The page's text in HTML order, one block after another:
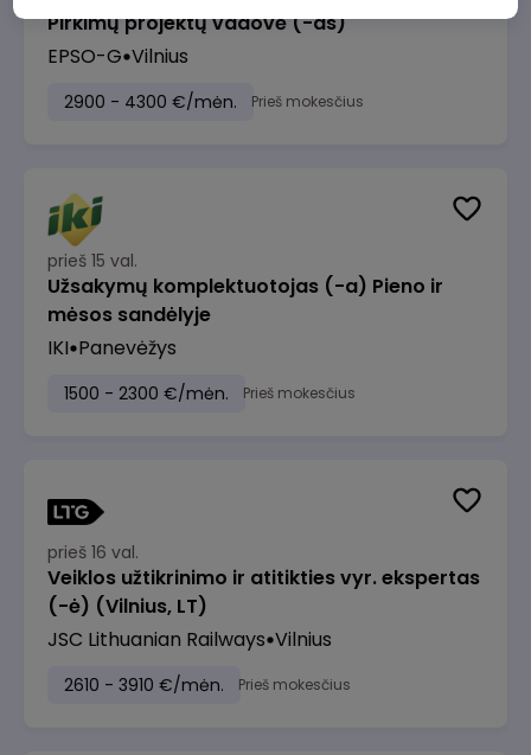
Pirkimų projektų vadovė (-as)
EPSO-G Vilnius
2900 - 4300 €/mėn. Prieš mokesčius
prieš 15 val.
Užsakymų komplektuotojas (-a) Pieno ir
mėsos sandėlyje
IKI Panevėžys
1500 - 2300 €/mėn. Prieš mokesčius
prieš 16 val.
Veiklos užtikrinimo ir atitikties vyr. ekspertas
(-ė) (Vilnius, LT)
JSC Lithuanian Railways Vilnius
2610 - 3910 €/mėn. Prieš mokesčius